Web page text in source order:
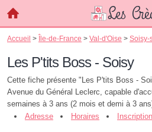
Accueil > Île-de-France > Val-d'Oise > Soisy-
Les P'tits Boss - Soisy
Cette fiche présente "Les P'tits Boss -
Avenue du Général Leclerc, capable
semaines à 3 ans (2 mois et demi à 3
Adresse
Horaires Inscription